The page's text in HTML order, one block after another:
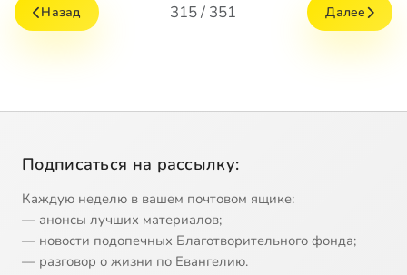
Назад 315 / 351 Далее
Подписаться на рассылку:
Каждую неделю в вашем почтовом ящике:
— анонсы лучших материалов;
— новости подопечных Благотворительного фонда;
— разговор о жизни по Евангелию.